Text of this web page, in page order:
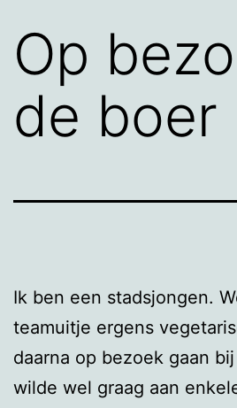
Op
de boer
Ik ben een stadsjongen.
teamuitje ergens
daarna op bezoek gaan
wilde wel graag aan